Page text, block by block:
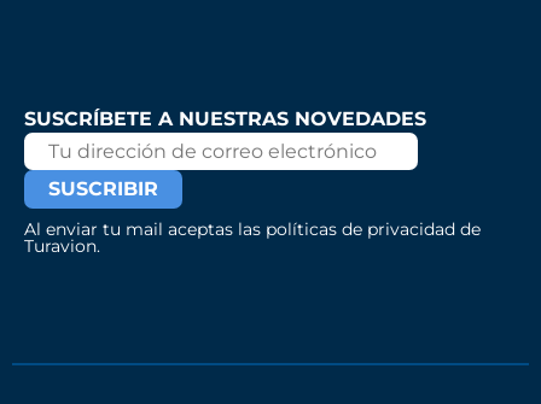
SUSCRÍBETE A NUESTRAS NOVEDADES
Al enviar tu mail aceptas las políticas de privacidad de
Turavion.